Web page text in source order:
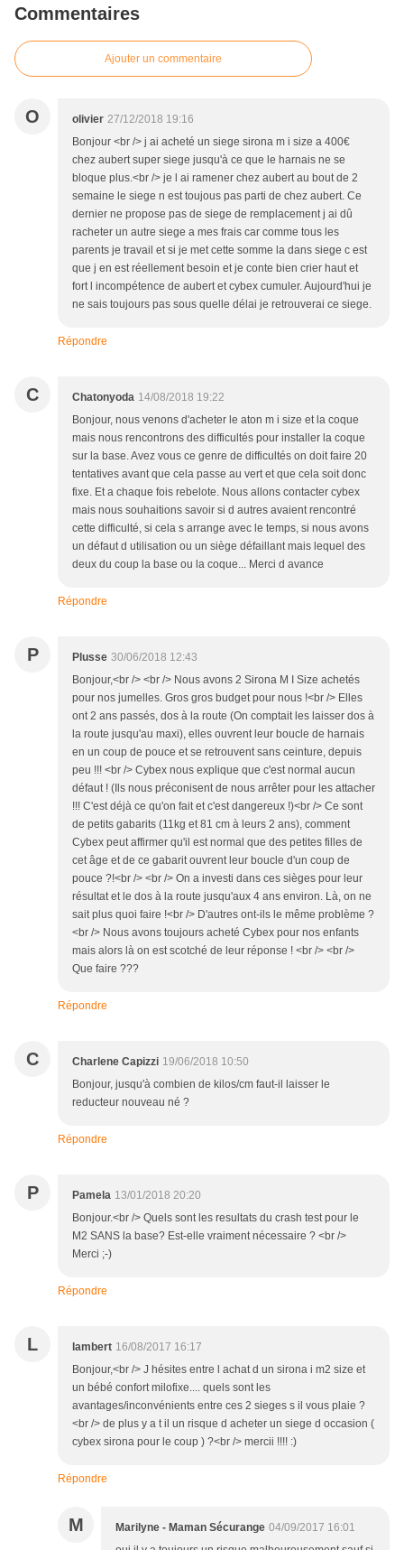
Commentaires
Ajouter un commentaire
O olivier 27/12/2018 19:16
Bonjour <br /> j ai acheté un siege sirona m i size a 400€
chez aubert super siege jusqu'à ce que le harnais ne se
bloque plus.<br /> je l ai ramener chez aubert au bout de 2
semaine le siege n est toujous pas parti de chez aubert. Ce
dernier ne propose pas de siege de remplacement j ai dû
racheter un autre siege a mes frais car comme tous les
parents je travail et si je met cette somme la dans siege c est
que j en est réellement besoin et je conte bien crier haut et
fort l incompétence de aubert et cybex cumuler. Aujourd'hui je
ne sais toujours pas sous quelle délai je retrouverai ce siege.
Répondre
C Chatonyoda 14/08/2018 19:22
Bonjour, nous venons d'acheter le aton m i size et la coque
mais nous rencontrons des difficultés pour installer la coque
sur la base. Avez vous ce genre de difficultés on doit faire 20
tentatives avant que cela passe au vert et que cela soit donc
fixe. Et a chaque fois rebelote. Nous allons contacter cybex
mais nous souhaitions savoir si d autres avaient rencontré
cette difficulté, si cela s arrange avec le temps, si nous avons
un défaut d utilisation ou un siège défaillant mais lequel des
deux du coup la base ou la coque... Merci d avance
Répondre
P Plusse 30/06/2018 12:43
Bonjour,<br /> <br /> Nous avons 2 Sirona M I Size achetés
pour nos jumelles. Gros gros budget pour nous !<br /> Elles
ont 2 ans passés, dos à la route (On comptait les laisser dos à
la route jusqu'au maxi), elles ouvrent leur boucle de harnais
en un coup de pouce et se retrouvent sans ceinture, depuis
peu !!! <br /> Cybex nous explique que c'est normal aucun
défaut ! (Ils nous préconisent de nous arrêter pour les attacher
!!! C'est déjà ce qu'on fait et c'est dangereux !)<br /> Ce sont
de petits gabarits (11kg et 81 cm à leurs 2 ans), comment
Cybex peut affirmer qu'il est normal que des petites filles de
cet âge et de ce gabarit ouvrent leur boucle d'un coup de
pouce ?!<br /> <br /> On a investi dans ces sièges pour leur
résultat et le dos à la route jusqu'aux 4 ans environ. Là, on ne
sait plus quoi faire !<br /> D'autres ont-ils le même problème ?
<br /> Nous avons toujours acheté Cybex pour nos enfants
mais alors là on est scotché de leur réponse ! <br /> <br />
Que faire ???
Répondre
C Charlene Capizzi 19/06/2018 10:50
Bonjour, jusqu'à combien de kilos/cm faut-il laisser le
reducteur nouveau né ?
Répondre
P Pamela 13/01/2018 20:20
Bonjour.<br /> Quels sont les resultats du crash test pour le
M2 SANS la base? Est-elle vraiment nécessaire ? <br />
Merci ;-)
Répondre
L lambert 16/08/2017 16:17
Bonjour,<br /> J hésites entre l achat d un sirona i m2 size et
un bébé confort milofixe.... quels sont les
avantages/inconvénients entre ces 2 sieges s il vous plaie ?
<br /> de plus y a t il un risque d acheter un siege d occasion (
cybex sirona pour le coup ) ?<br /> mercii !!!! :)
Répondre
M Marilyne - Maman Sécurange 04/09/2017 16:01